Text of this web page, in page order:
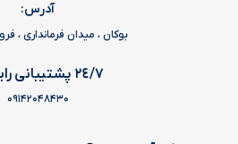
آدرس:
بوکان ، میدان فرمانداری ،
٢٤/٧ پشتیبانی رایگان:
09142048430